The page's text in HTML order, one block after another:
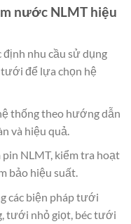
nước NLMT hiệu
định nhu cầu sử dụng
để lựa chọn hệ
thống theo hướng dẫn
và hiệu quả.
NLMT, kiểm tra hoạt
bảo hiệu suất.
các biện pháp tưới
tưới nhỏ giọt, béc tưới